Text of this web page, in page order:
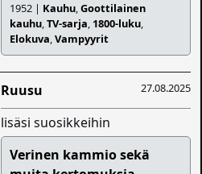
1952 | Kauhu,Goottilainen
kauhu,TV-sarja, 1800-luku,
Elokuva,Vampyyrit
27.08.2025
Ruusu
lisäsi suosikkeihin
Verinen kammio sekä